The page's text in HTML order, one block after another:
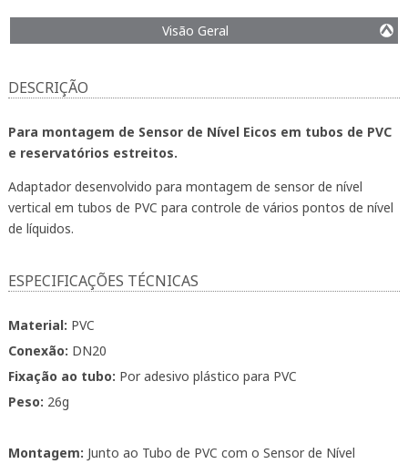
Visão Geral
DESCRIÇÃO
Para montagem de Sensor de Nível Eicos em tubos de PVC
e reservatórios estreitos.
Adaptador desenvolvido para montagem de sensor de nível
vertical em tubos de PVC para controle de vários pontos de nível
de líquidos.
ESPECIFICAÇÕES TÉCNICAS
Material: PVC
Conexão: DN20
Fixação ao tubo: Por adesivo plástico para PVC
Peso: 26g
Montagem: Junto ao Tubo de PVC com o Sensor de Nível